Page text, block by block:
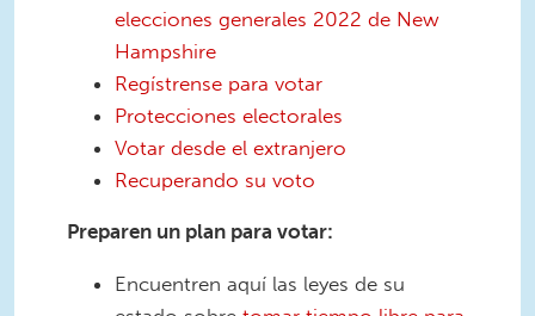
elecciones generales 2022 de New
Hampshire
Regístrense para votar
Protecciones electorales
Votar desde el extranjero
Recuperando su voto
Preparen un plan para votar:
Encuentren aquí las leyes de su